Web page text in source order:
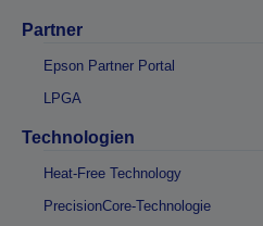
Partner
Epson Partner Portal
LPGA
Technologien
Heat-Free Technology
PrecisionCore-Technologie